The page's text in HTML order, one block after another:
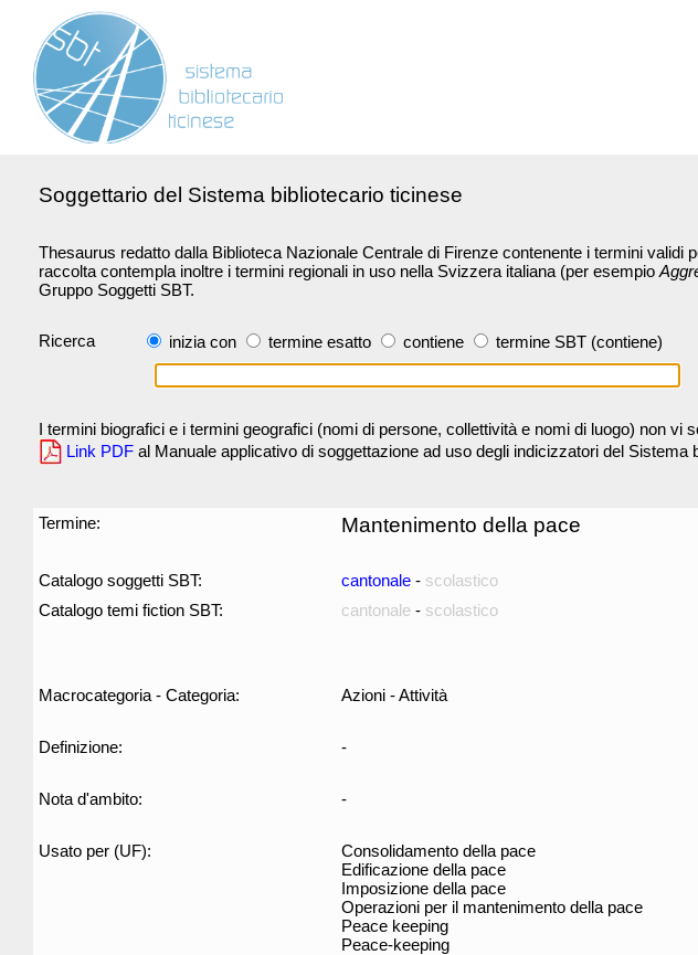
Soggettario del Sistema bibliotecario ticinese
Thesaurus redatto dalla Biblioteca Nazionale Centrale di Firenze contenente i termini validi
raccolta contempla inoltre i termini regionali in uso nella Svizzera italiana (per esempio
Gruppo Soggetti SBT.
Ricerca inizia con termine esatto contiene termine SBT (contiene)
I termini biografici e i termini geografici (nomi di persone, collettività e nomi di luogo) non vi
Link PDF al Manuale applicativo di soggettazione ad uso degli indicizzatori del Sistema
Termine: Mantenimento della pace
Catalogo soggetti SBT: cantonale - scolastico
Catalogo temi fiction SBT:
cantonale - scolastico
Macrocategoria - Categoria: Azioni - Attività
Definizione: -
Nota d'ambito: -
Usato per (UF):
Consolidamento della pace
Edificazione della pace
Imposizione della pace
Operazioni per il mantenimento della pace
Peace keeping
Peace-keeping